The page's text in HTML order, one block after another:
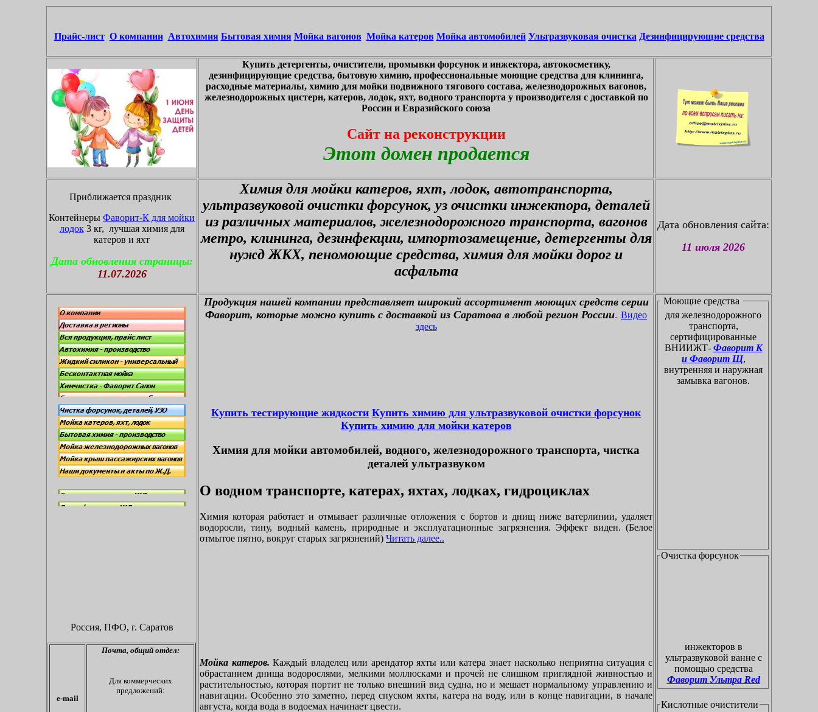
Прайс-лист О компании Автохимия Бытовая химия Мойка вагонов Мойка катеров Мойка автомобилей Ультразвуковая очистка Дезинфицирующие средства
Купить детергенты, очистители, промывки форсунок и инжектора, автокосметику,
дезинфицирующие средства, бытовую химию, профессиональные моющие средства для клининга,
расходные материалы, химию для мойки подвижного тягового состава, железнодорожных вагонов,
железнодорожных цистерн, катеров, лодок, яхт, водного транспорта у производителя с доставкой по
России и Евразийского союза
Сайт на реконструкции
Этот домен продается
Приближается праздник
Контейнеры Фаворит-К для мойки
лодок3 кг, лучшая химия для
катеров и яхт
Дата обновления страницы:
11.07.2026
Химия для мойки катеров, яхт, лодок, автотранспорта,
ультразвуковой очистки форсунок, уз очистки инжектора, деталей
из различных материалов, железнодорожного транспорта, вагонов
метро, клининга, дезинфекции, импортозамещение, детергенты для
нужд ЖКХ, пеномоющие средства, химия для мойки дорог и
асфальта
Дата обновления сайта:
11 июля 2026
Россия, ПФО, г. Саратов
e-mail
Почта, общий отдел:
Для коммерческих
предложений:
Продукция нашей компании представляет широкий ассортимент моющих средств серии
Фаворит, которые можно купить с доставкой из Саратова в любой регион России. Видео
здесь
Купить тестирующие жидкости Купить химию для ультразвуковой очистки форсунок
Купить химию для мойки катеров
Химия для мойки автомобилей, водного, железнодорожного транспорта, чистка
деталей ультразвуком
О водном транспорте, катерах, яхтах, лодках, гидроциклах
Химия которая работает и отмывает различные отложения с бортов и днищ ниже ватерлинии, удаляет
водоросли, тину, водный камень, природные и эксплуатационные загрязнения. Эффект виден. (Белое
отмытое пятно, вокруг старых загрязнений) Читать далее..
Мойка катеров. Каждый владелец или арендатор яхты или катера знает насколько неприятна ситуация с
обрастанием днища водорослями, мелкими моллюсками и прочей не слишком приглядной живностью и
растительностью, которая портит не только внешний вид судна, но и мешает нормальному управлению и
навигации. Особенно это заметно, перед спуском яхты, катера на воду, или в конце навигации, в начале
августа, когда вода в водоемах начинает цвести.
Моющие средства
для железнодорожного
транспорта,
сертифицированные
ВНИИЖТ- Фаворит К
и Фаворит Щ,
внутренняя и наружная
замывка вагонов.
Очистка форсунок
инжекторов в
ультразвуковой ванне с
помощью средства
Фаворит Ультра Red
Кислотные очистители